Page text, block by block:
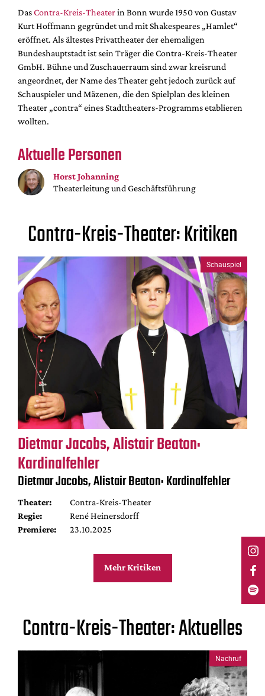
DdB-map
Kalender
Premierensuche
Festival-Planer
Hefte
Alle Hefte
Leseproben
Podcast
Service
Shop / Abo
Redaktion
Autor:innen
Partner
Mediadaten
Suche
DasContra-Kreis-Theaterin Bonn wurde 1950 von Gustav
Kurt Hoffmann gegründet und mit Shakespeares „Hamlet“
eröffnet. Als ältestes Privattheater der ehemaligen
Bundeshauptstadt ist sein Träger die Contra-Kreis-Theater
GmbH. Bühne und Zuschauerraum sind zwar kreisrund
angeordnet, der Name des Theater geht jedoch zurück auf
Schauspieler und Mäzenen, die den Spielplan des kleinen
Theater „contra“ eines Stadttheaters-Programms etablieren
wollten.
Aktuelle Personen
Horst Johanning
Theaterleitung und Geschäftsführung
Contra-Kreis-Theater: Kritiken
Schauspiel
Dietmar Jacobs, Alistair Beaton:
Kardinalfehler
Dietmar Jacobs, Alistair Beaton: Kardinalfehler
Theater:
Contra-Kreis-Theater
Regie:
René Heinersdorff
Premiere:
23.10.2025
Mehr Kritiken
Contra-Kreis-Theater: Aktuelles
Nachruf